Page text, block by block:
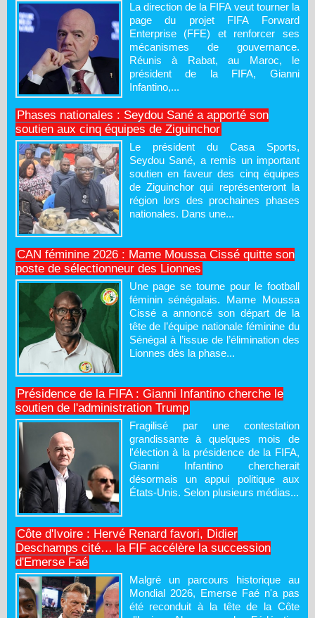
La direction de la FIFA veut tourner la
page du projet FIFA Forward
Enterprise (FFE) et renforcer ses
mécanismes de gouvernance.
Réunis à Rabat, au Maroc, le
président de la FIFA, Gianni
Infantino,...
Phases nationales : Seydou Sané a apporté son
soutien aux cinq équipes de Ziguinchor
Le président du Casa Sports,
Seydou Sané, a remis un important
soutien en faveur des cinq équipes
de Ziguinchor qui représenteront la
région lors des prochaines phases
nationales. Dans une...
CAN féminine 2026 : Mame Moussa Cissé quitte son
poste de sélectionneur des Lionnes
Une page se tourne pour le football
féminin sénégalais. Mame Moussa
Cissé a annoncé son départ de la
tête de l’équipe nationale féminine du
Sénégal à l’issue de l’élimination des
Lionnes dès la phase...
Présidence de la FIFA : Gianni Infantino cherche le
soutien de l'administration Trump
Fragilisé par une contestation
grandissante à quelques mois de
l'élection à la présidence de la FIFA,
Gianni Infantino chercherait
désormais un appui politique aux
États-Unis. Selon plusieurs médias...
Côte d'Ivoire : Hervé Renard favori, Didier
Deschamps cité… la FIF accélère la succession
d'Emerse Faé
Malgré un parcours historique au
Mondial 2026, Emerse Faé n'a pas
été reconduit à la tête de la Côte